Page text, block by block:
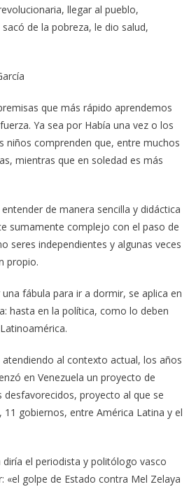
llegar al pueblo,
de la pobreza, le dio salud,
que más rápido aprendemos
Ya sea por Había una vez o los
niños comprenden que, entre muchos
mientras que en soledad es más
de manera sencilla y didáctica
sumamente complejo con el paso de
seres independientes y algunas veces
propio.
fábula para ir a dormir, se aplica en
hasta en la política, como lo deben
al contexto actual, los años
en Venezuela un proyecto de
proyecto al que se
gobiernos, entre América Latina y el
el periodista y politólogo vasco
«el golpe de Estado contra Mel Zelaya